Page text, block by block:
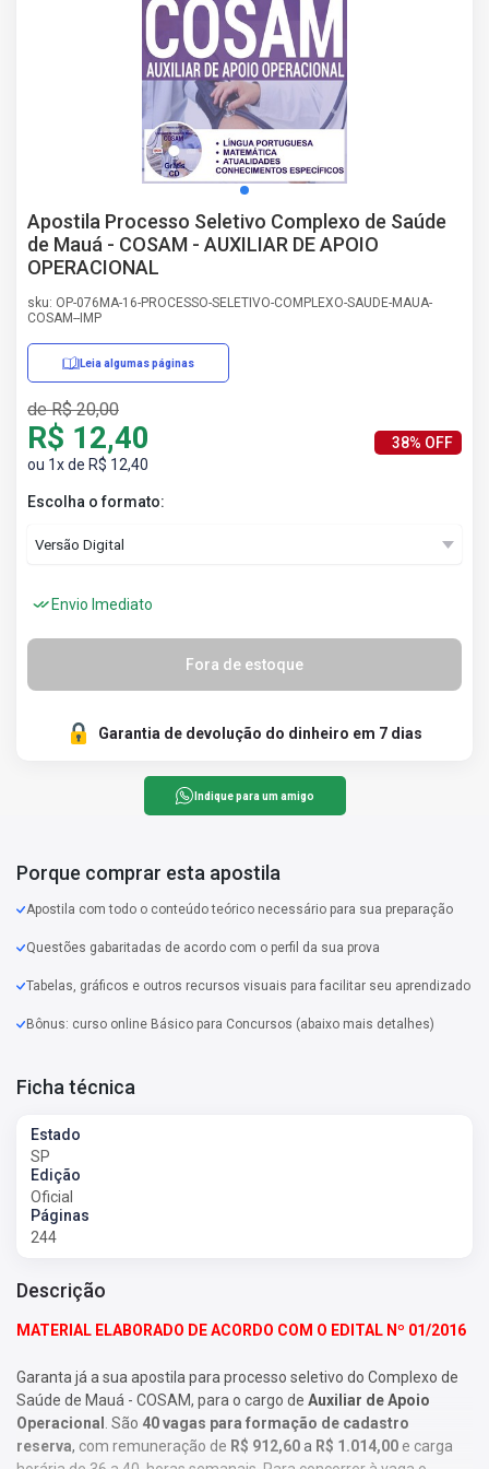
Apostila Processo Seletivo Complexo de Saúde
de Mauá - COSAM - AUXILIAR DE APOIO
OPERACIONAL
sku: OP-076MA-16-PROCESSO-SELETIVO-COMPLEXO-SAUDE-MAUA-
COSAM--IMP
Leia algumas páginas
de R$ 20,00
R$ 12,40
ou 1x de R$ 12,40
38% OFF
Escolha o formato:
Envio Imediato
Fora de estoque
Garantia de devolução do dinheiro em 7 dias
Indique para um amigo
Porque comprar esta apostila
Apostila com todo o conteúdo teórico necessário para sua preparação
Questões gabaritadas de acordo com o perfil da sua prova
Tabelas, gráficos e outros recursos visuais para facilitar seu aprendizado
Bônus: curso online Básico para Concursos (abaixo mais detalhes)
Ficha técnica
Estado
SP
Edição
Oficial
Páginas
244
Descrição
MATERIAL ELABORADO DE ACORDO COM O EDITAL Nº 01/2016
Garanta já a sua apostila para processo seletivo do Complexo de
Saúde de Mauá - COSAM, para o cargo de Auxiliar de Apoio
Operacional
. São 40 vagas para formação de cadastro
reserva, com remuneração de R$ 912,60a R$ 1.014,00 e carga